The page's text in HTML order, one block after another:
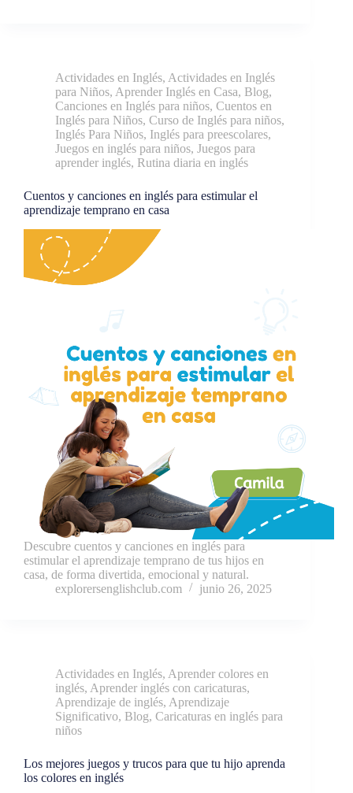
Actividades en Inglés, Actividades en Inglés
para Niños, Aprender Inglés en Casa, Blog,
Canciones en Inglés para niños, Cuentos en
Inglés para Niños, Curso de Inglés para niños,
Inglés Para Niños, Inglés para preescolares,
Juegos en inglés para niños, Juegos para
aprender inglés, Rutina diaria en inglés
Cuentos y canciones en inglés para estimular el
aprendizaje temprano en casa
Descubre cuentos y canciones en inglés para
estimular el aprendizaje temprano de tus hijos en
casa, de forma divertida, emocional y natural.
explorersenglishclub.com
junio 26, 2025
Actividades en Inglés, Aprender colores en
inglés, Aprender inglés con caricaturas,
Aprendizaje de inglés, Aprendizaje
Significativo, Blog, Caricaturas en inglés para
niños
Los mejores juegos y trucos para que tu hijo aprenda
los colores en inglés